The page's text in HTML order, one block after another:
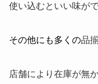
使い込むといい味が
その他にも多くの品
店舗により在庫が無